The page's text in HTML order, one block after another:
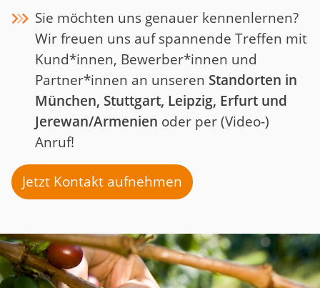
Sie möchten uns genauer kennenlernen?
Wir freuen uns auf spannende Treffen mit
Kund*innen, Bewerber*innen und
Partner*innen an unseren Standorten in
München, Stuttgart, Leipzig, Erfurt und
Jerewan/Armenien oder per (Video-)
Anruf!
Jetzt Kontakt aufnehmen